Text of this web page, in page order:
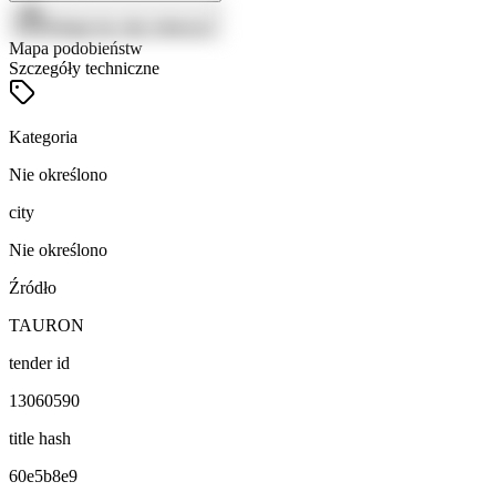
Mapa podobieństw
Szczegóły techniczne
Kategoria
Nie określono
city
Nie określono
Źródło
TAURON
tender id
13060590
title hash
60e5b8e9